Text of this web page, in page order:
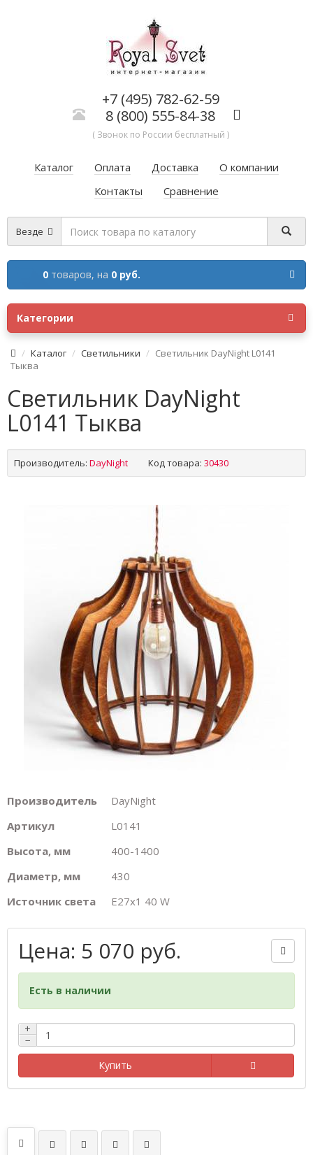
+7 (495) 782-62-59
8 (800) 555-84-38
( Звонок по России бесплатный )
Каталог Оплата Доставка
О компании
Контакты
Сравнение
Везде
0 товаров, на 0 руб.
Категории
Каталог Светильники
Светильник DayNight L0141
Тыква
Светильник DayNight
L0141 Тыква
Производитель: DayNight Код товара: 30430
Производитель
DayNight
Артикул
L0141
Высота, мм
400-1400
Диаметр, мм
430
Источник света
E27х1 40 W
Цена: 5 070 руб.
Есть в наличии
+
−
Купить